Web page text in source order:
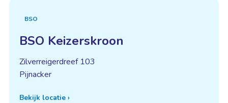
BSO
BSO Keizerskroon
Zilverreigerdreef 103
Pijnacker
Bekijk locatie ›